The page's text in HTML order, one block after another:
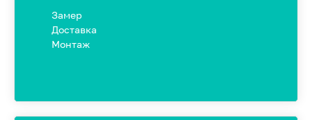
Замер
Доставка
Монтаж